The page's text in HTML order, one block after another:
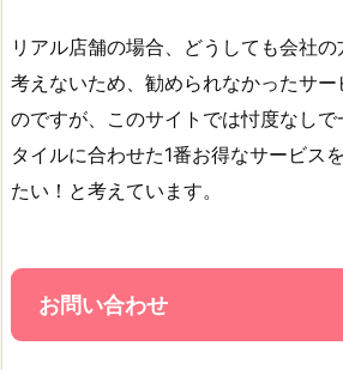
リアル店舗の場合、どうしても会社
考えないため、勧められなかったサ
のですが、このサイトでは忖度なし
タイルに合わせた1番お得なサービス
たい！と考えています。
お問い合わせ